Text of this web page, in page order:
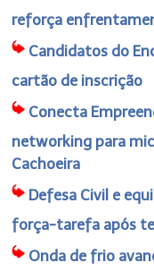
reforça
Candidatos do
cartão de inscrição
Conecta
networking para
Cachoeira
Defesa Civil e
força-tarefa após
Onda de frio